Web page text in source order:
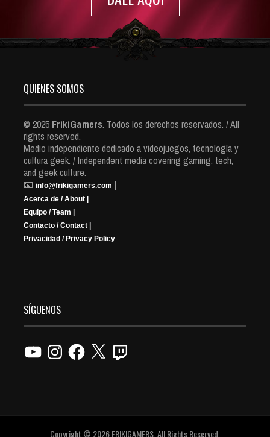
QUIENES SOMOS
© 2025 FrikiGamers. Todos los derechos reservados. / All
rights reserved.
Medio independiente dedicado a videojuegos, tecnología y
cultura geek. / Independent media covering gaming, tech,
and geek culture.
📧 info@frikigamers.com |
Acerca de / About |
Equipo / Team |
Contacto / Contact |
Privacidad / Privacy Policy
SÍGUENOS
YouTubeInstagramFacebook
X Twitch
Copyright © 2026 FRIKIGAMERS. All Rights Reserved.